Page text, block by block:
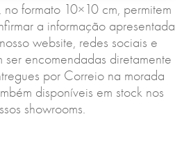
no formato 10×10 cm, permitem
a informação apresentada
website, redes sociais e
ser encomendadas diretamente
por Correio na morada
disponíveis em stock nos
showrooms.